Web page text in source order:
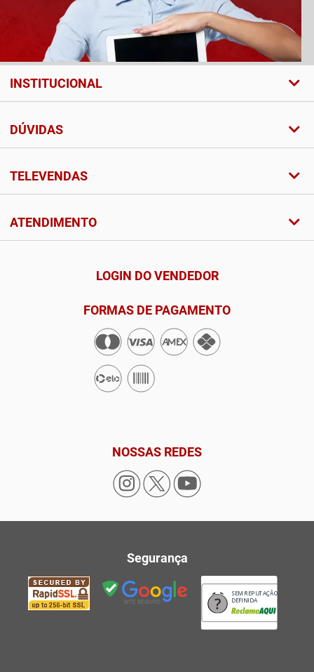
INSTITUCIONAL
DÚVIDAS
TELEVENDAS
ATENDIMENTO
LOGIN DO VENDEDOR
FORMAS DE PAGAMENTO
NOSSAS REDES
Segurança
SEM REPUTAÇÃO
DEFINIDA